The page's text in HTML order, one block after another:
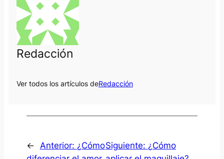
Redacción
Ver todos los artículos deRedacción
← Anterior: ¿CómoSiguiente: ¿Cómo